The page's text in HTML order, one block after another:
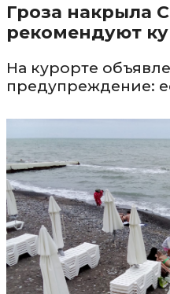
Гроза накрыла
рекомендуют
На курорте
предупреждение: